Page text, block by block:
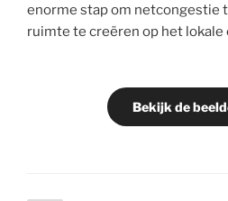
enorme stap om netcongestie
ruimte te creëren op het
Bekijk de